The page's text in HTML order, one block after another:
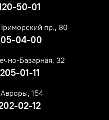
50-01
пр., 80
04-00
Базарная, 32
01-11
154
02-12